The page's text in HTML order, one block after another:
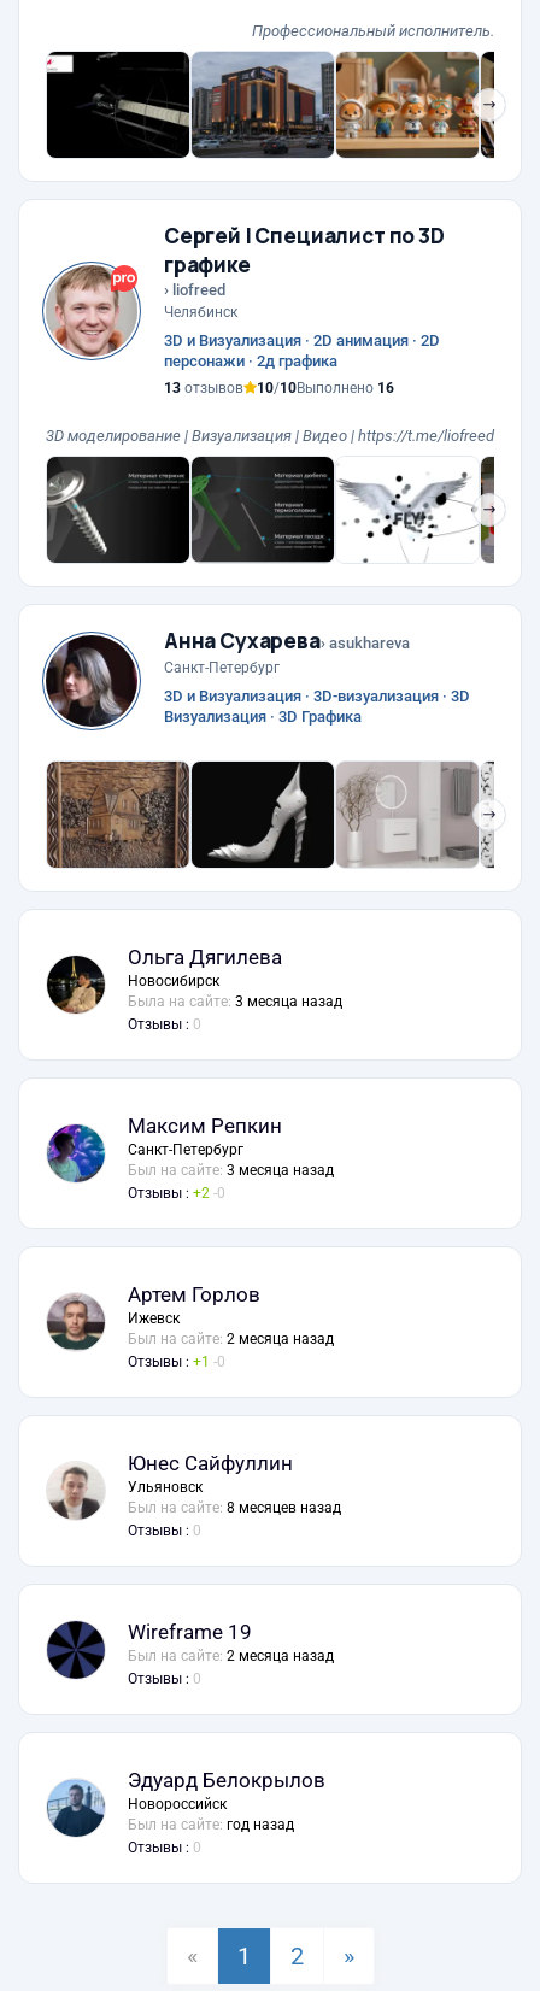
Профессиональный исполнитель.
❯
Сергей | Специалист по 3D
графике
› liofreed
Челябинск
3D и Визуализация · 2D анимация · 2D
персонажи · 2д графика
13 отзывов 10/10Выполнено 16
3D моделирование | Визуализация | Видео | https://t.me/liofreed
❯
Анна Сухарева› asukhareva
Санкт-Петербург
3D и Визуализация · 3D-визуализация · 3D
Визуализация · 3D Графика
❯
Ольга Дягилева
Новосибирск
Была на сайте: 3 месяца назад
Отзывы : 0
Максим Репкин
Санкт-Петербург
Был на сайте: 3 месяца назад
Отзывы :
2 0
Артем Горлов
Ижевск
Был на сайте: 2 месяца назад
Отзывы :
1 0
Юнес Сайфуллин
Ульяновск
Был на сайте: 8 месяцев назад
Отзывы : 0
Wireframe 19
Был на сайте: 2 месяца назад
Отзывы : 0
Эдуард Белокрылов
Новороссийск
Был на сайте: год назад
Отзывы : 0
« 1 2 »